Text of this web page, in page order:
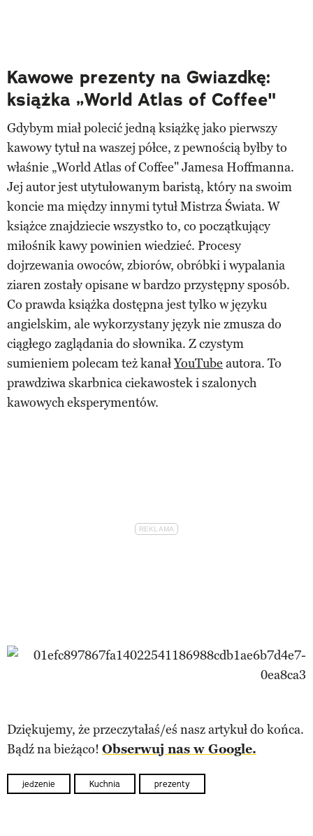
Kawowe prezenty na Gwiazdkę:
książka „World Atlas of Coffee"
Gdybym miał polecić jedną książkę jako pierwszy
kawowy tytuł na waszej półce, z pewnością byłby to
właśnie „World Atlas of Coffee" Jamesa Hoffmanna.
Jej autor jest utytułowanym baristą, który na swoim
koncie ma między innymi tytuł Mistrza Świata. W
książce znajdziecie wszystko to, co początkujący
miłośnik kawy powinien wiedzieć. Procesy
dojrzewania owoców, zbiorów, obróbki i wypalania
ziaren zostały opisane w bardzo przystępny sposób.
Co prawda książka dostępna jest tylko w języku
angielskim, ale wykorzystany język nie zmusza do
ciągłego zaglądania do słownika. Z czystym
sumieniem polecam też kanałYouTube autora. To
prawdziwa skarbnica ciekawostek i szalonych
kawowych eksperymentów.
Dziękujemy, że przeczytałaś/eś nasz artykuł do końca.
Bądź na bieżąco! Obserwuj nas w Google.
jedzenie Kuchnia prezenty